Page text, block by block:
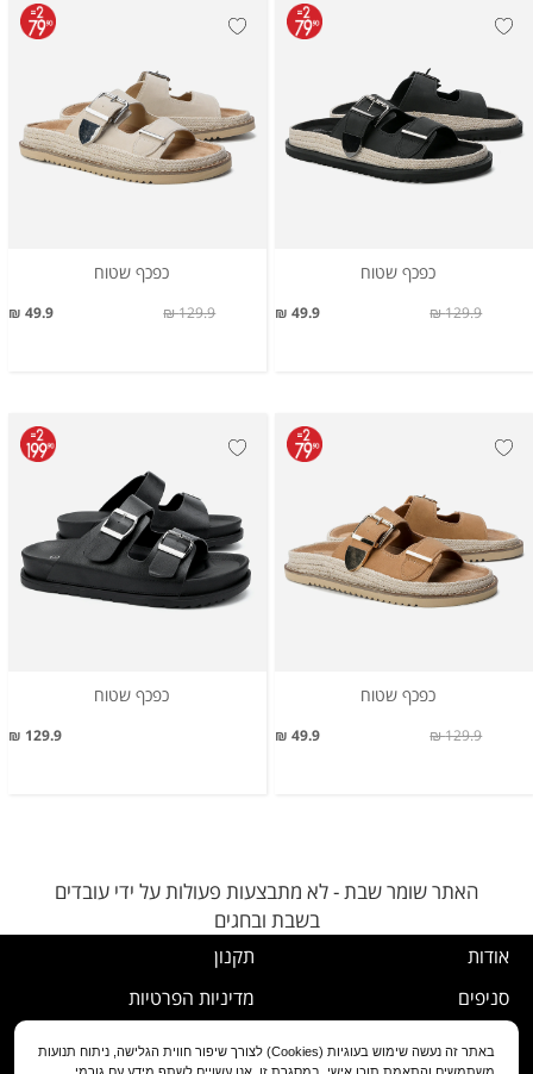
כפכף שטוח
49.9 ₪ 129.9 ₪
כפכף שטוח
49.9 ₪ 129.9 ₪
כפכף שטוח
49.9 ₪ 129.9 ₪
כפכף שטוח
129.9 ₪
האתר שומר שבת - לא מתבצעות פעולות על ידי עובדים
בשבת ובחגים
אודות
סניפים
תקנון
מדיניות הפרטיות
נוהל ביטול עסקה
באתר זה נעשה שימוש בעוגיות (Cookies) לצורך שיפור חווית הגלישה, ניתוח תנועות